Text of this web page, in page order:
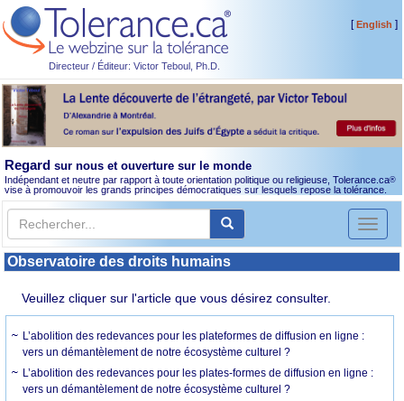
Directeur / Éditeur: Victor Teboul, Ph.D.
[English ]
Regard sur nous et ouverture sur le monde
Indépendant et neutre par rapport à toute orientation politique ou religieuse, Tolerance.ca®
vise à promouvoir les grands principes démocratiques sur lesquels repose la tolérance.
Toggle
Observatoire des droits humains
Veuillez cliquer sur l'article que vous désirez consulter.
L’abolition des redevances pour les plateformes de diffusion en ligne :
vers un démantèlement de notre écosystème culturel ?
L’abolition des redevances pour les plates-formes de diffusion en ligne :
vers un démantèlement de notre écosystème culturel ?